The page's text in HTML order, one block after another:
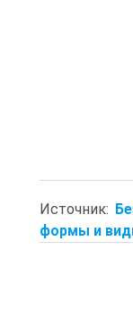
Источник:
формы и